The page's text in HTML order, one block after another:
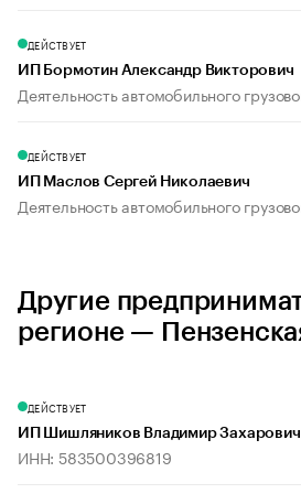
ДЕЙСТВУЕТ
ИП Бормотин Александр Викторович
Деятельность автомобильного
ДЕЙСТВУЕТ
ИП Маслов Сергей Николаевич
Деятельность автомобильного
Другие
регионе —
ДЕЙСТВУЕТ
ИП Шишляников Владимир Захарович
ИНН: 583500396819